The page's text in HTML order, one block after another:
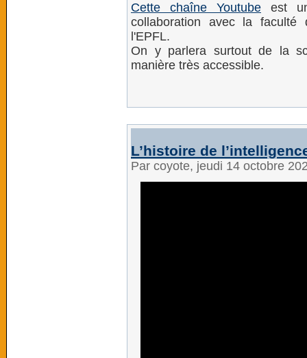
Cette chaîne Youtube est
collaboration avec la faculté
l'EPFL.
On y parlera surtout de la
manière très accessible.
L’histoire de
Par coyote, jeudi 14 octobre